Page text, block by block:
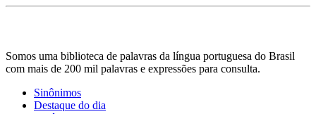
Somos uma biblioteca de palavras da língua portuguesa do Brasil
com mais de 200 mil palavras e expressões para consulta.
Sinônimos
Destaque do dia